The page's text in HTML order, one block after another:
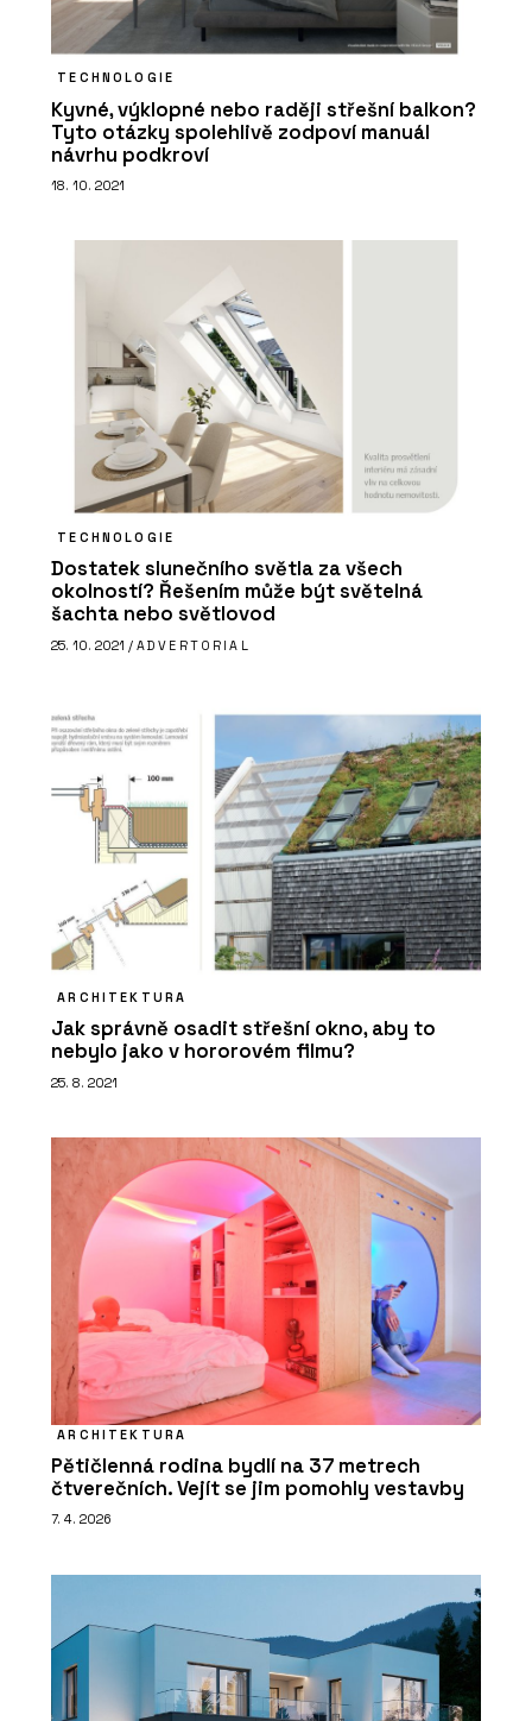
TECHNOLOGIE
Kyvné, výklopné nebo raději střešní balkon?
Tyto otázky spolehlivě zodpoví manuál
návrhu podkroví
18. 10. 2021
TECHNOLOGIE
Dostatek slunečního světla za všech
okolností? Řešením může být světelná
šachta nebo světlovod
25. 10. 2021 / ADVERTORIAL
ARCHITEKTURA
Jak správně osadit střešní okno, aby to
nebylo jako v hororovém filmu?
25. 8. 2021
ARCHITEKTURA
Pětičlenná rodina bydlí na 37 metrech
čtverečních. Vejít se jim pomohly vestavby
7. 4. 2026